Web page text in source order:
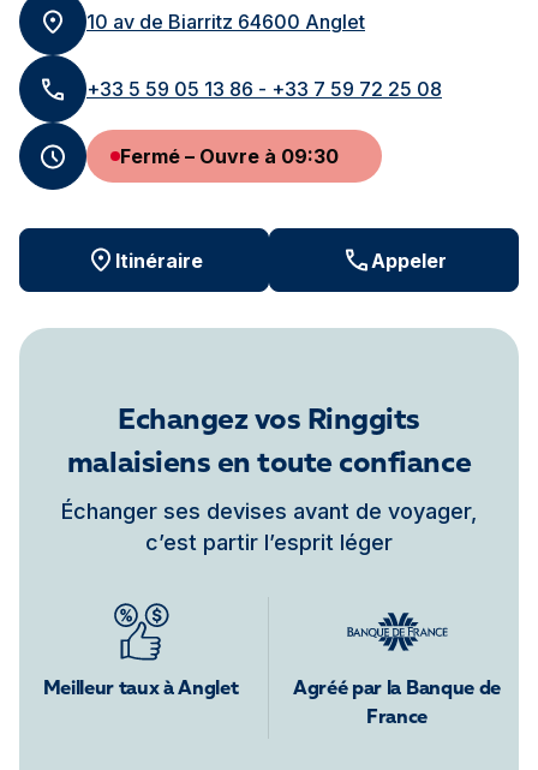
10 av de Biarritz 64600 Anglet
+33 5 59 05 13 86 - +33 7 59 72 25 08
Fermé – Ouvre à 09:30
Itinéraire Appeler
Echangez vos Ringgits
malaisiens en toute confiance
Échanger ses devises avant de voyager,
c’est partir l’esprit léger
Meilleur taux à Anglet
Agréé par la Banque de
France